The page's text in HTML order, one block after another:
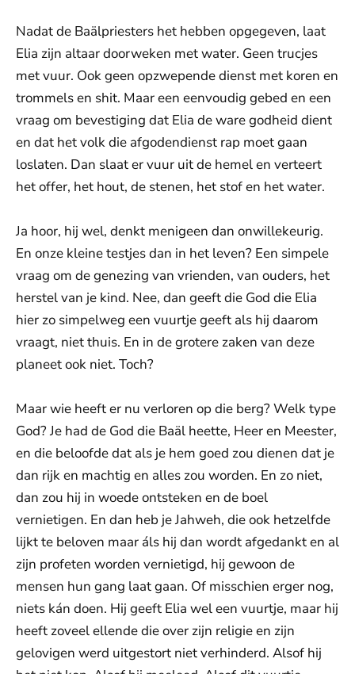
Nadat de Baälpriesters het hebben opgegeven, laat
Elia zijn altaar doorweken met water. Geen trucjes
met vuur. Ook geen opzwepende dienst met koren en
trommels en shit. Maar een eenvoudig gebed en een
vraag om bevestiging dat Elia de ware godheid dient
en dat het volk die afgodendienst rap moet gaan
loslaten. Dan slaat er vuur uit de hemel en verteert
het offer, het hout, de stenen, het stof en het water.
Ja hoor, hij wel, denkt menigeen dan onwillekeurig.
En onze kleine testjes dan in het leven? Een simpele
vraag om de genezing van vrienden, van ouders, het
herstel van je kind. Nee, dan geeft die God die Elia
hier zo simpelweg een vuurtje geeft als hij daarom
vraagt, niet thuis. En in de grotere zaken van deze
planeet ook niet. Toch?
Maar wie heeft er nu verloren op die berg? Welk type
God? Je had de God die Baäl heette, Heer en Meester,
en die beloofde dat als je hem goed zou dienen dat je
dan rijk en machtig en alles zou worden. En zo niet,
dan zou hij in woede ontsteken en de boel
vernietigen. En dan heb je Jahweh, die ook hetzelfde
lijkt te beloven maar áls hij dan wordt afgedankt en al
zijn profeten worden vernietigd, hij gewoon de
mensen hun gang laat gaan. Of misschien erger nog,
niets kán doen. Hij geeft Elia wel een vuurtje, maar hij
heeft zoveel ellende die over zijn religie en zijn
gelovigen werd uitgestort niet verhinderd. Alsof hij